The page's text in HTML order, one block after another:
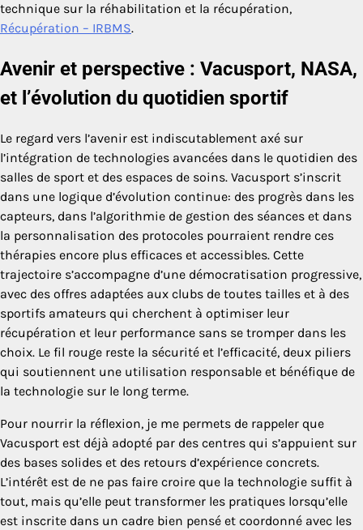
technique sur la réhabilitation et la récupération,
Récupération – IRBMS.
Avenir et perspective : Vacusport, NASA,
et l’évolution du quotidien sportif
Le regard vers l’avenir est indiscutablement axé sur
l’intégration de technologies avancées dans le quotidien des
salles de sport et des espaces de soins. Vacusport s’inscrit
dans une logique d’évolution continue: des progrès dans les
capteurs, dans l’algorithmie de gestion des séances et dans
la personnalisation des protocoles pourraient rendre ces
thérapies encore plus efficaces et accessibles. Cette
trajectoire s’accompagne d’une démocratisation progressive,
avec des offres adaptées aux clubs de toutes tailles et à des
sportifs amateurs qui cherchent à optimiser leur
récupération et leur performance sans se tromper dans les
choix. Le fil rouge reste la sécurité et l’efficacité, deux piliers
qui soutiennent une utilisation responsable et bénéfique de
la technologie sur le long terme.
Pour nourrir la réflexion, je me permets de rappeler que
Vacusport est déjà adopté par des centres qui s’appuient sur
des bases solides et des retours d’expérience concrets.
L’intérêt est de ne pas faire croire que la technologie suffit à
tout, mais qu’elle peut transformer les pratiques lorsqu’elle
est inscrite dans un cadre bien pensé et coordonné avec les